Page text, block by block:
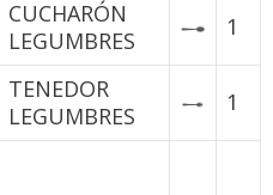
CUCHARÓN
LEGUMBRES
1
TENEDOR
LEGUMBRES
1